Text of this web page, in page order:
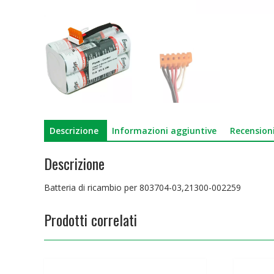
Descrizione Informazioni aggiuntive
Descrizione
Batteria di ricambio per 803704-03,21300-002259
Prodotti correlati